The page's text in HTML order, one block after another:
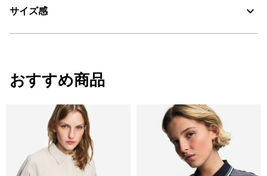
30℃を限度とし、弱い洗濯処理。
漂白処理はできない。
脱水後、つり干し乾燥がよい。
スチームなしでアイロン仕上げ。
ドライクリーニング処理ができない。
ウェットクリーニング処理ができる。：通常の処理
・色：アンピール（ネイビー） (001)
サイズ感
XS
58
M 60.1
62.2
おすすめ商品